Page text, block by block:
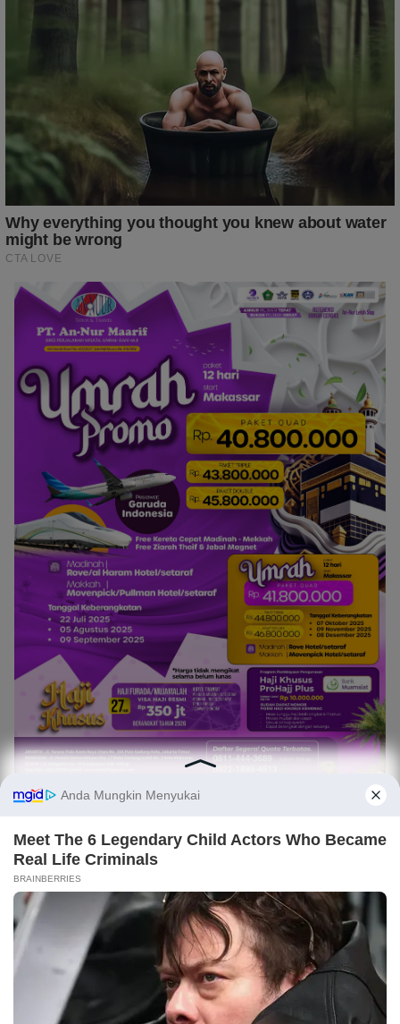
BTN Mula Reski Blok C No 13, Kelurahan Pangkajene,
Kecamatan Maritenggae, Kabupaten Sidrap, Sulsel
089602322421 - 081325938387
suararakyat.topnews@gmail.com
×
Dark